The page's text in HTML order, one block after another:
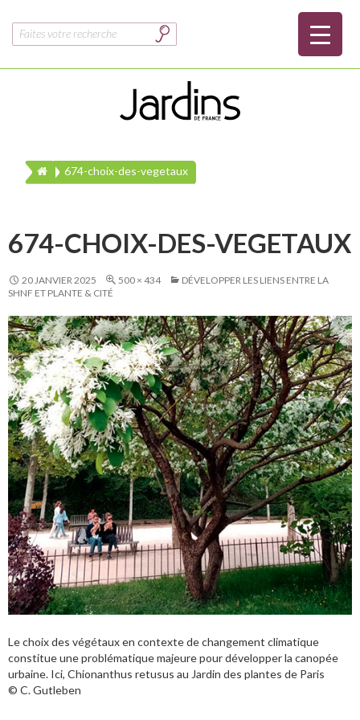
Rechercher :
674-choix-des-vegetaux
674-CHOIX-DES-VEGETAUX
20 JANVIER 2025 500 × 434
DÉVELOPPER LES LIENS ENTRE LA
SHNF ET PLANTE & CITÉ
Le choix des végétaux en contexte de changement climatique
constitue une problématique majeure pour développer la canopée
urbaine. Ici, Chionanthus retusus au Jardin des plantes de Paris
© C. Gutleben